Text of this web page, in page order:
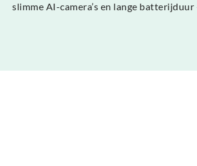
slimme AI-camera’s en lange